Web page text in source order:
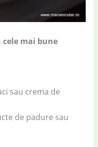
mai bune
sau crema de
de padure sau